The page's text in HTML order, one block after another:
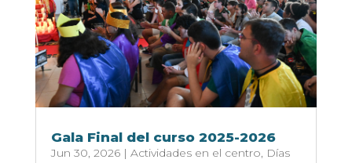
Gala Final del curso 2025-2026
Jun 30, 2026| Actividades en el centro, Días